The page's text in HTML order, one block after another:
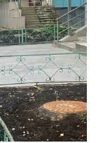
В ходе
проверили
вейпов, а
рублей.
на нарушение
в